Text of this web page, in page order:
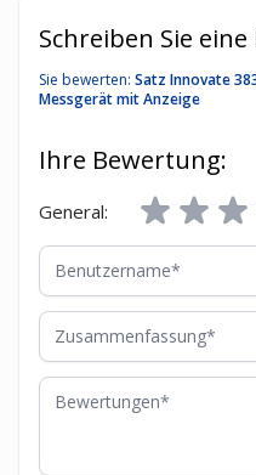
Schreiben Sie
Sie bewerten: Satz Innovate
Messgerät mit Anzeige
Ihre Bewertung:
General:
Benutzername
Zusammenfassung
Bewertungen